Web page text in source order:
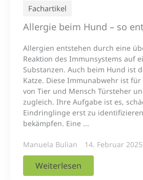
Fachartikel
Allergie beim Hund – so
Allergien entstehen durch eine
Reaktion des Immunsystems auf
Substanzen. Auch beim Hund ist
Katze. Diese Immunabwehr ist
von Tier und Mensch Türsteher
zugleich. Ihre Aufgabe ist es,
Eindringlinge erst zu
bekämpfen. Eine ...
Manuela Bulian 14. Februar 2025
Weiterlesen